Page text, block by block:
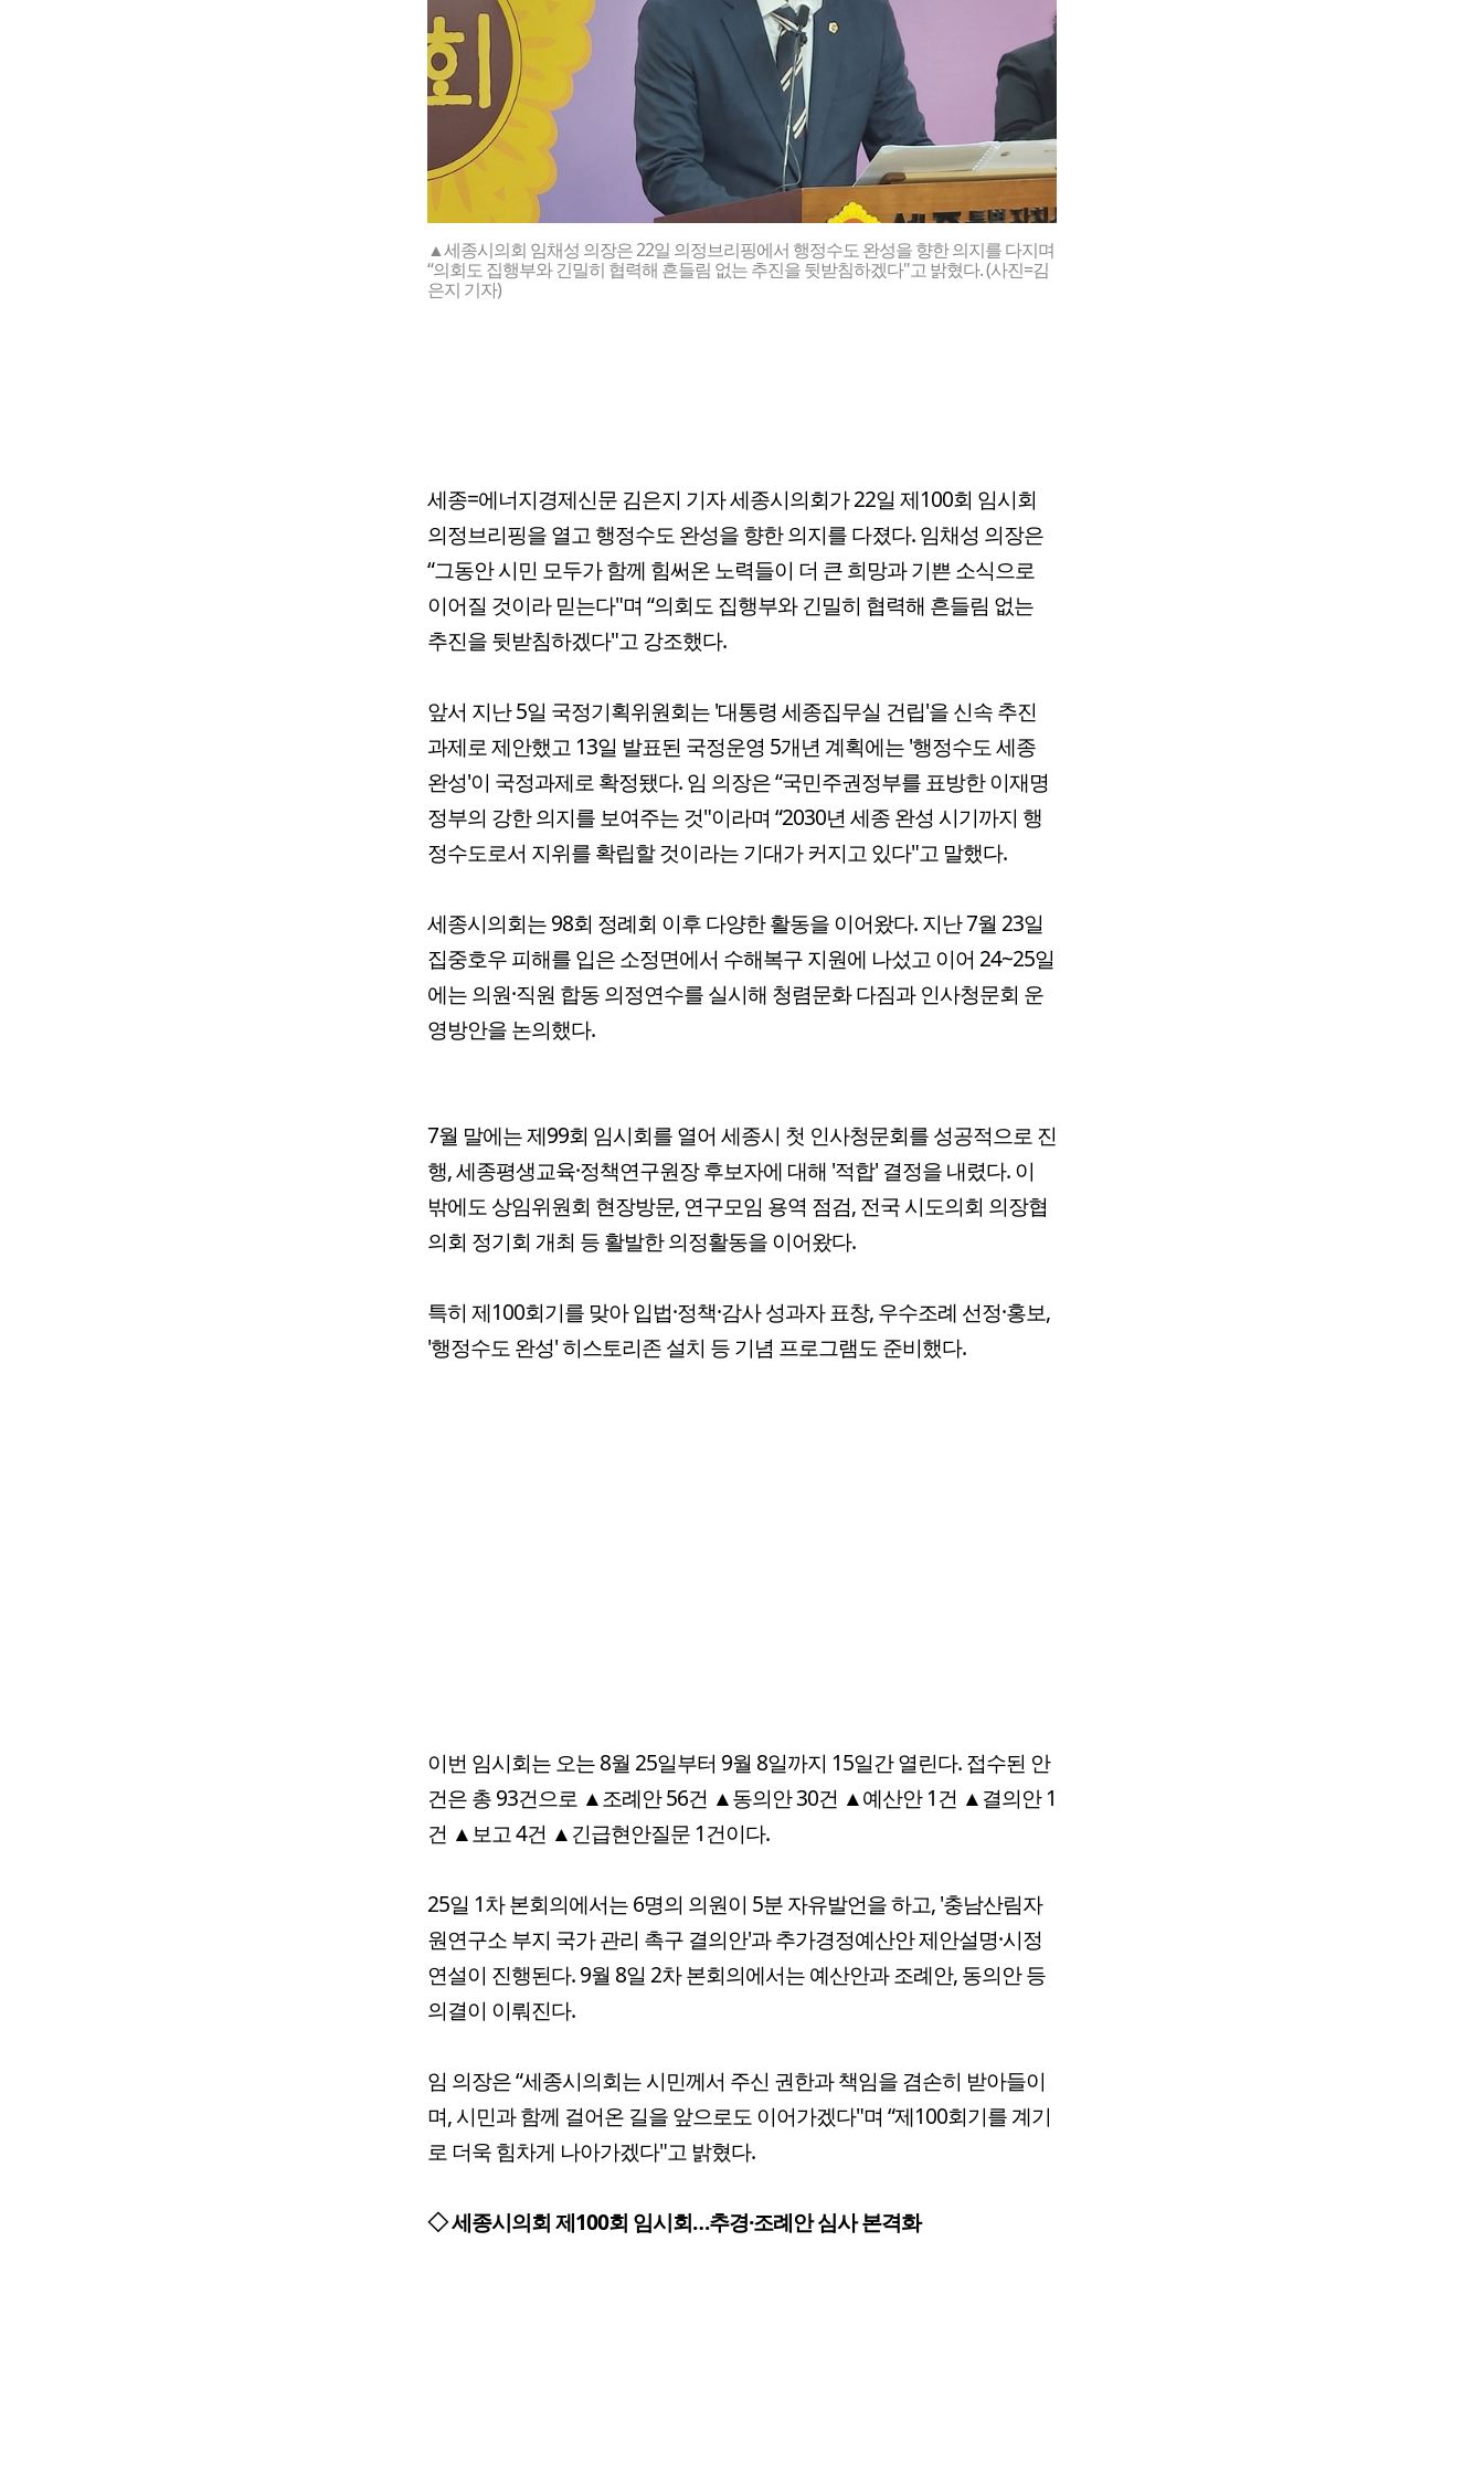
▲세종시의회 임채성 의장은 22일 의정브리핑에서 행정수도 완성을 향한 의지를 다지며
“의회도 집행부와 긴밀히 협력해 흔들림 없는 추진을 뒷받침하겠다"고 밝혔다. (사진=김
은지 기자)
세종=에너지경제신문 김은지 기자 세종시의회가 22일 제100회 임시회
의정브리핑을 열고 행정수도 완성을 향한 의지를 다졌다. 임채성 의장은
“그동안 시민 모두가 함께 힘써온 노력들이 더 큰 희망과 기쁜 소식으로
이어질 것이라 믿는다"며 “의회도 집행부와 긴밀히 협력해 흔들림 없는
추진을 뒷받침하겠다"고 강조했다.
앞서 지난 5일 국정기획위원회는 '대통령 세종집무실 건립'을 신속 추진
과제로 제안했고 13일 발표된 국정운영 5개년 계획에는 '행정수도 세종
완성'이 국정과제로 확정됐다. 임 의장은 “국민주권정부를 표방한 이재명
정부의 강한 의지를 보여주는 것"이라며 “2030년 세종 완성 시기까지 행
정수도로서 지위를 확립할 것이라는 기대가 커지고 있다"고 말했다.
세종시의회는 98회 정례회 이후 다양한 활동을 이어왔다. 지난 7월 23일
집중호우 피해를 입은 소정면에서 수해복구 지원에 나섰고 이어 24~25일
에는 의원·직원 합동 의정연수를 실시해 청렴문화 다짐과 인사청문회 운
영방안을 논의했다.
7월 말에는 제99회 임시회를 열어 세종시 첫 인사청문회를 성공적으로 진
행, 세종평생교육·정책연구원장 후보자에 대해 '적합' 결정을 내렸다. 이
밖에도 상임위원회 현장방문, 연구모임 용역 점검, 전국 시도의회 의장협
의회 정기회 개최 등 활발한 의정활동을 이어왔다.
특히 제100회기를 맞아 입법·정책·감사 성과자 표창, 우수조례 선정·홍보,
'행정수도 완성' 히스토리존 설치 등 기념 프로그램도 준비했다.
이번 임시회는 오는 8월 25일부터 9월 8일까지 15일간 열린다. 접수된 안
건은 총 93건으로 ▲조례안 56건 ▲동의안 30건 ▲예산안 1건 ▲결의안 1
건 ▲보고 4건 ▲긴급현안질문 1건이다.
25일 1차 본회의에서는 6명의 의원이 5분 자유발언을 하고, '충남산림자
원연구소 부지 국가 관리 촉구 결의안'과 추가경정예산안 제안설명·시정
연설이 진행된다. 9월 8일 2차 본회의에서는 예산안과 조례안, 동의안 등
의결이 이뤄진다.
임 의장은 “세종시의회는 시민께서 주신 권한과 책임을 겸손히 받아들이
며, 시민과 함께 걸어온 길을 앞으로도 이어가겠다"며 “제100회기를 계기
로 더욱 힘차게 나아가겠다"고 밝혔다.
◇ 세종시의회 제100회 임시회…추경·조례안 심사 본격화